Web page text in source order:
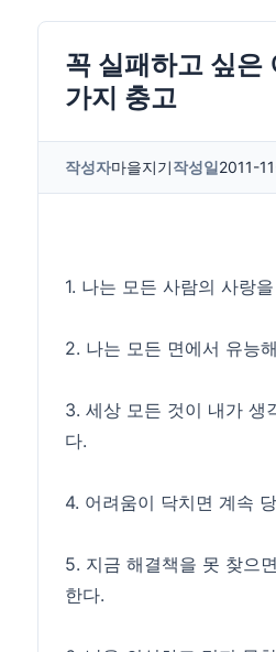
꼭 실패하고 싶은
가지 충고
작성자마을지기작성일2011-
1. 나는 모든 사람의 사랑
2. 나는 모든 면에서 유능
3. 세상 모든 것이 내가 생
다.
4. 어려움이 닥치면 계속
5. 지금 해결책을 못 찾으
한다.